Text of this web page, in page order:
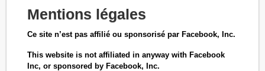
Mentions légales
Ce site n’est pas affilié ou sponsorisé par Facebook, Inc.
This website is not affiliated in anyway with Facebook
Inc, or sponsored by Facebook, Inc.